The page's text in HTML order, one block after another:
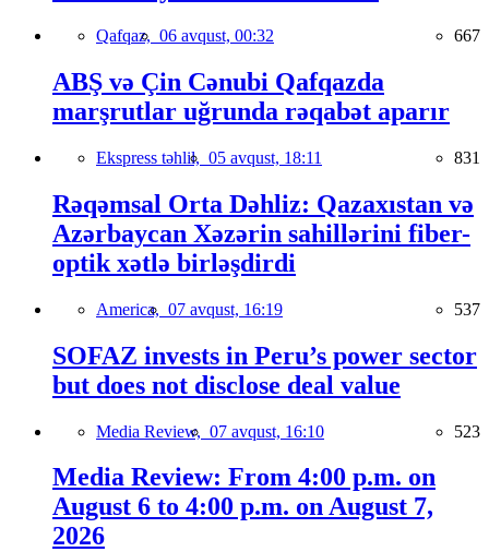
Qafqaz, 06 avqust, 00:32 667
ABŞ və Çin Cənubi Qafqazda
marşrutlar uğrunda rəqabət aparır
Ekspress təhlil, 05 avqust, 18:11 831
Rəqəmsal Orta Dəhliz: Qazaxıstan və
Azərbaycan Xəzərin sahillərini fiber-
optik xətlə birləşdirdi
America, 07 avqust, 16:19 537
SOFAZ invests in Peru’s power sector
but does not disclose deal value
Media Review, 07 avqust, 16:10 523
Media Review: From 4:00 p.m. on
August 6 to 4:00 p.m. on August 7,
2026